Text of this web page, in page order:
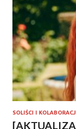
SOLIŚCI I